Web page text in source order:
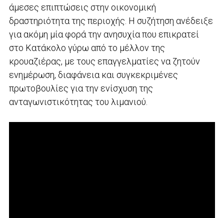
άμεσες επιπτώσεις στην οικονομική
δραστηριότητα της περιοχής. Η συζήτηση ανέδειξε
για ακόμη μία φορά την ανησυχία που επικρατεί
στο Κατάκολο γύρω από το μέλλον της
κρουαζιέρας, με τους επαγγελματίες να ζητούν
ενημέρωση, διαφάνεια και συγκεκριμένες
πρωτοβουλίες για την ενίσχυση της
ανταγωνιστικότητας του λιμανιού.